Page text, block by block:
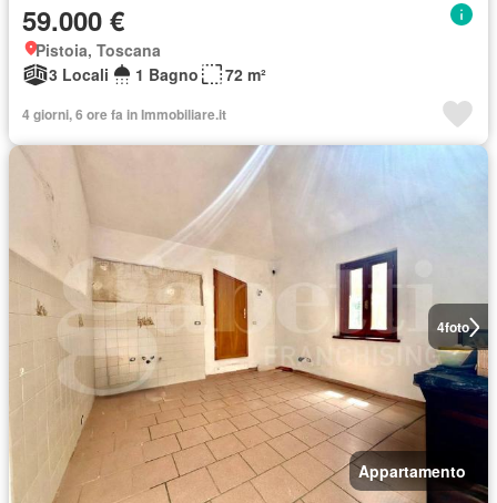
59.000 €
Pistoia, Toscana
3 Locali
1 Bagno 72 m²
4 giorni, 6 ore fa in Immobiliare.it
4foto
Appartamento